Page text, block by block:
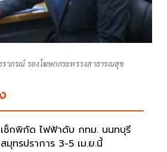
าภรณ์ รองโฆษกกระทรวงสาธารณสุข
เช็กพิกัด ไฟฟ้าดับ กทม. นนทบุรี
สมุทรปราการ 3-5 เม.ย.นี้